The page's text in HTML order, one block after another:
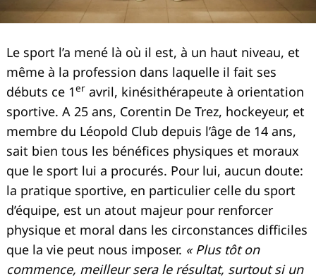
Le sport l’a mené là où il est, à un haut niveau, et
même à la profession dans laquelle il fait ses
débuts ce 1er avril, kinésithérapeute à orientation
sportive. A 25 ans, Corentin De Trez, hockeyeur, et
membre du Léopold Club depuis l’âge de 14 ans,
sait bien tous les bénéfices physiques et moraux
que le sport lui a procurés. Pour lui, aucun doute:
la pratique sportive, en particulier celle du sport
d’équipe, est un atout majeur pour renforcer
physique et moral dans les circonstances difficiles
que la vie peut nous imposer. « Plus tôt on
commence, meilleur sera le résultat, surtout si un